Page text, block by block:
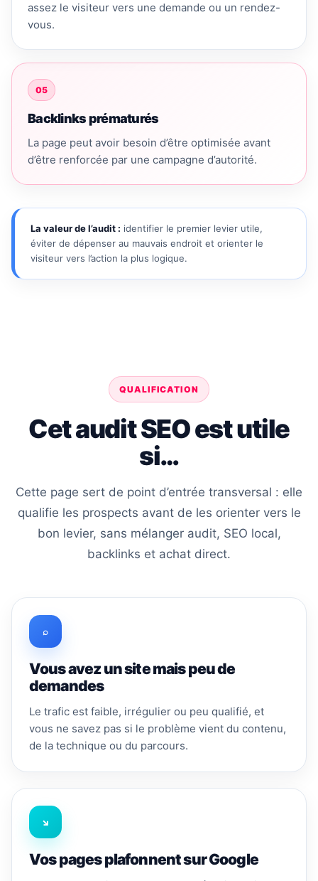
assez le visiteur vers une demande ou un rendez-
vous.
05
Backlinks prématurés
La page peut avoir besoin d’être optimisée avant
d’être renforcée par une campagne d’autorité.
La valeur de l’audit : identifier le premier levier utile,
éviter de dépenser au mauvais endroit et orienter le
visiteur vers l’action la plus logique.
QUALIFICATION
Cet audit SEO est utile
si…
Cette page sert de point d’entrée transversal : elle
qualifie les prospects avant de les orienter vers le
bon levier, sans mélanger audit, SEO local,
backlinks et achat direct.
⌕
Vous avez un site mais peu de
demandes
Le trafic est faible, irrégulier ou peu qualifié, et
vous ne savez pas si le problème vient du contenu,
de la technique ou du parcours.
↘
Vos pages plafonnent sur Google